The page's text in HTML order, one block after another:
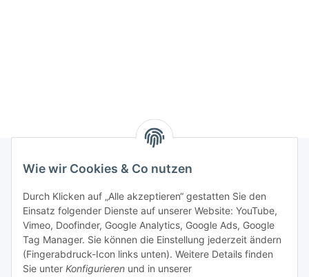
Wie wir Cookies & Co nutzen
Durch Klicken auf „Alle akzeptieren“ gestatten Sie den
Einsatz folgender Dienste auf unserer Website: YouTube,
Vimeo, Doofinder, Google Analytics, Google Ads, Google
Tag Manager. Sie können die Einstellung jederzeit ändern
(Fingerabdruck-Icon links unten). Weitere Details finden
Sie unter Konfigurieren und in unserer
Rechtliches
Allgemeines
Firma